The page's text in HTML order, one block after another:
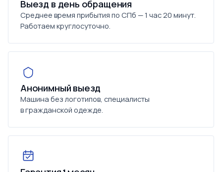
Выезд в день обращения
Среднее время прибытия по СПб — 1 час 20 минут.
Работаем круглосуточно.
Анонимный выезд
Машина без логотипов, специалисты
в гражданской одежде.